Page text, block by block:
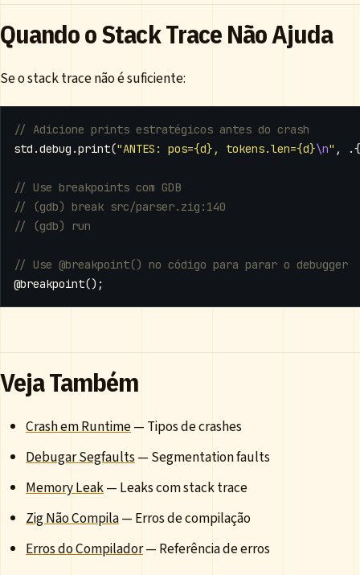
Quando o Stack Trace Não Ajuda
Se o stack trace não é suficiente:
std .debug .print("ANTES: pos={d}, tokens.len={d}\n" , .{
@breakpoint();
Veja Também
Crash em Runtime— Tipos de crashes
Debugar Segfaults— Segmentation faults
Memory Leak— Leaks com stack trace
Zig Não Compila— Erros de compilação
Erros do Compilador— Referência de erros